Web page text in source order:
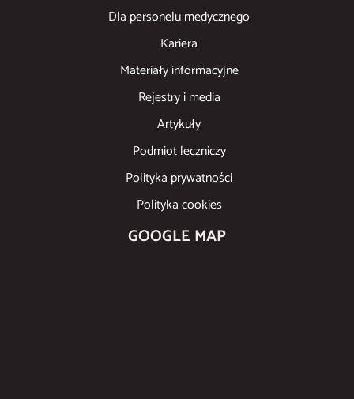
Dla personelu medycznego
Kariera
Materiały informacyjne
Rejestry i media
Artykuły
Podmiot leczniczy
Polityka prywatności
Polityka cookies
GOOGLE MAP